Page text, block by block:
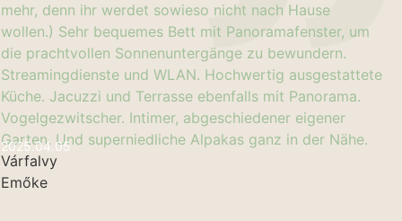
mehr, denn ihr werdet sowieso nicht nach Hause
wollen.) Sehr bequemes Bett mit Panoramafenster, um
die prachtvollen Sonnenuntergänge zu bewundern.
Streamingdienste und WLAN. Hochwertig ausgestattete
Küche. Jacuzzi und Terrasse ebenfalls mit Panorama.
Vogelgezwitscher. Intimer, abgeschiedener eigener
Garten. Und superniedliche Alpakas ganz in der Nähe.
Várfalvy
Emőke
2025.04.05